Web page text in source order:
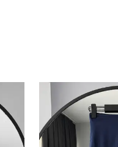
iletişim almayı kabul
ettiğinizi onaylarsınız.